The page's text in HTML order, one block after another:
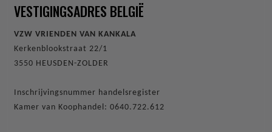
VESTIGINGSADRES BELGIË
VZW VRIENDEN VAN KANKALA
Kerkenblookstraat 22/1
3550 HEUSDEN-ZOLDER
Inschrijvingsnummer handelsregister
Kamer van Koophandel: 0640.722.612